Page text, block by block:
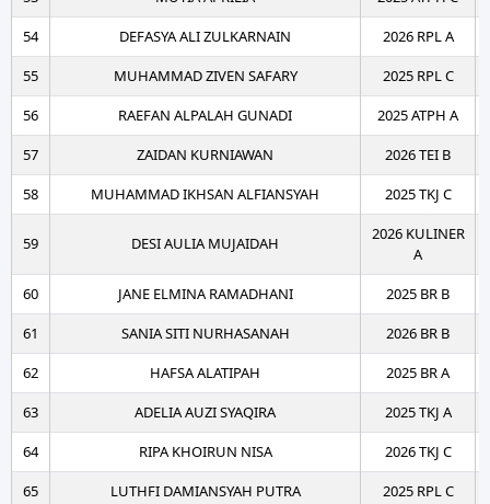
54
DEFASYA ALI ZULKARNAIN
2026 RPL A
55
MUHAMMAD ZIVEN SAFARY
2025 RPL C
56
RAEFAN ALPALAH GUNADI
2025 ATPH A
57
ZAIDAN KURNIAWAN
2026 TEI B
58
MUHAMMAD IKHSAN ALFIANSYAH 2025 TKJ C
59 DESI AULIA MUJAIDAH
2026 KULINER
A
60
JANE ELMINA RAMADHANI
2025 BR B
61
SANIA SITI NURHASANAH
2026 BR B
62
HAFSA ALATIPAH
2025 BR A
63
ADELIA AUZI SYAQIRA
2025 TKJ A
64
RIPA KHOIRUN NISA
2026 TKJ C
65
LUTHFI DAMIANSYAH PUTRA
2025 RPL C